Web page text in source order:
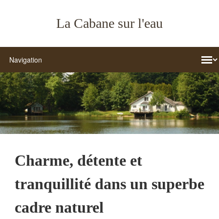
La Cabane sur l'eau
Charme, détente et
tranquillité dans un superbe
cadre naturel